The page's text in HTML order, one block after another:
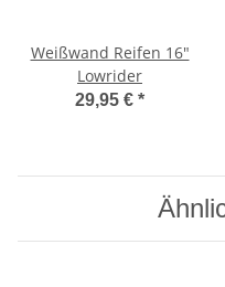
Weißwand Reifen 16"
Lowrider
29,95 € *